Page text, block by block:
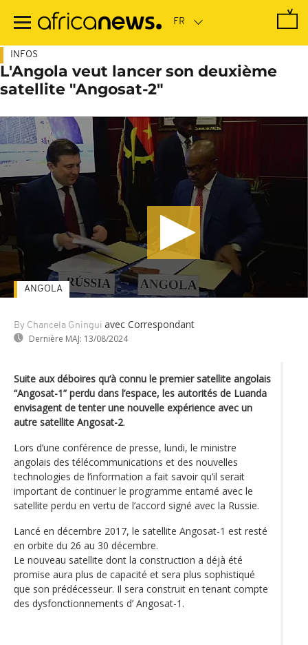
contenu
INFOS
L'Angola veut lancer son deuxième
satellite "Angosat-2"
By Chancela Gningui avec Correspondant
Dernière MAJ: 13/08/2024
ANGOLA
Suite aux déboires qu‘à connu le premier satellite angolais
“Angosat-1” perdu dans l’espace, les autorités de Luanda
envisagent de tenter une nouvelle expérience avec un
autre satellite Angosat-2.
Lors d’une conférence de presse, lundi, le ministre
angolais des télécommunications et des nouvelles
technologies de l’information a fait savoir qu’il serait
important de continuer le programme entamé avec le
satellite perdu en vertu de l’accord signé avec la Russie.
Lancé en décembre 2017, le satellite Angosat-1 est resté
en orbite du 26 au 30 décembre.
Le nouveau satellite dont la construction a déjà été
promise aura plus de capacité et sera plus sophistiqué
que son prédécesseur. Il sera construit en tenant compte
des dysfonctionnements d’ Angosat-1.